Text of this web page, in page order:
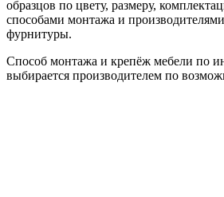
образцов по цвету, размеру,
способами монтажа и
фурнитуры.
Способ монтажа и крепёж мебели по
выбирается производителем по